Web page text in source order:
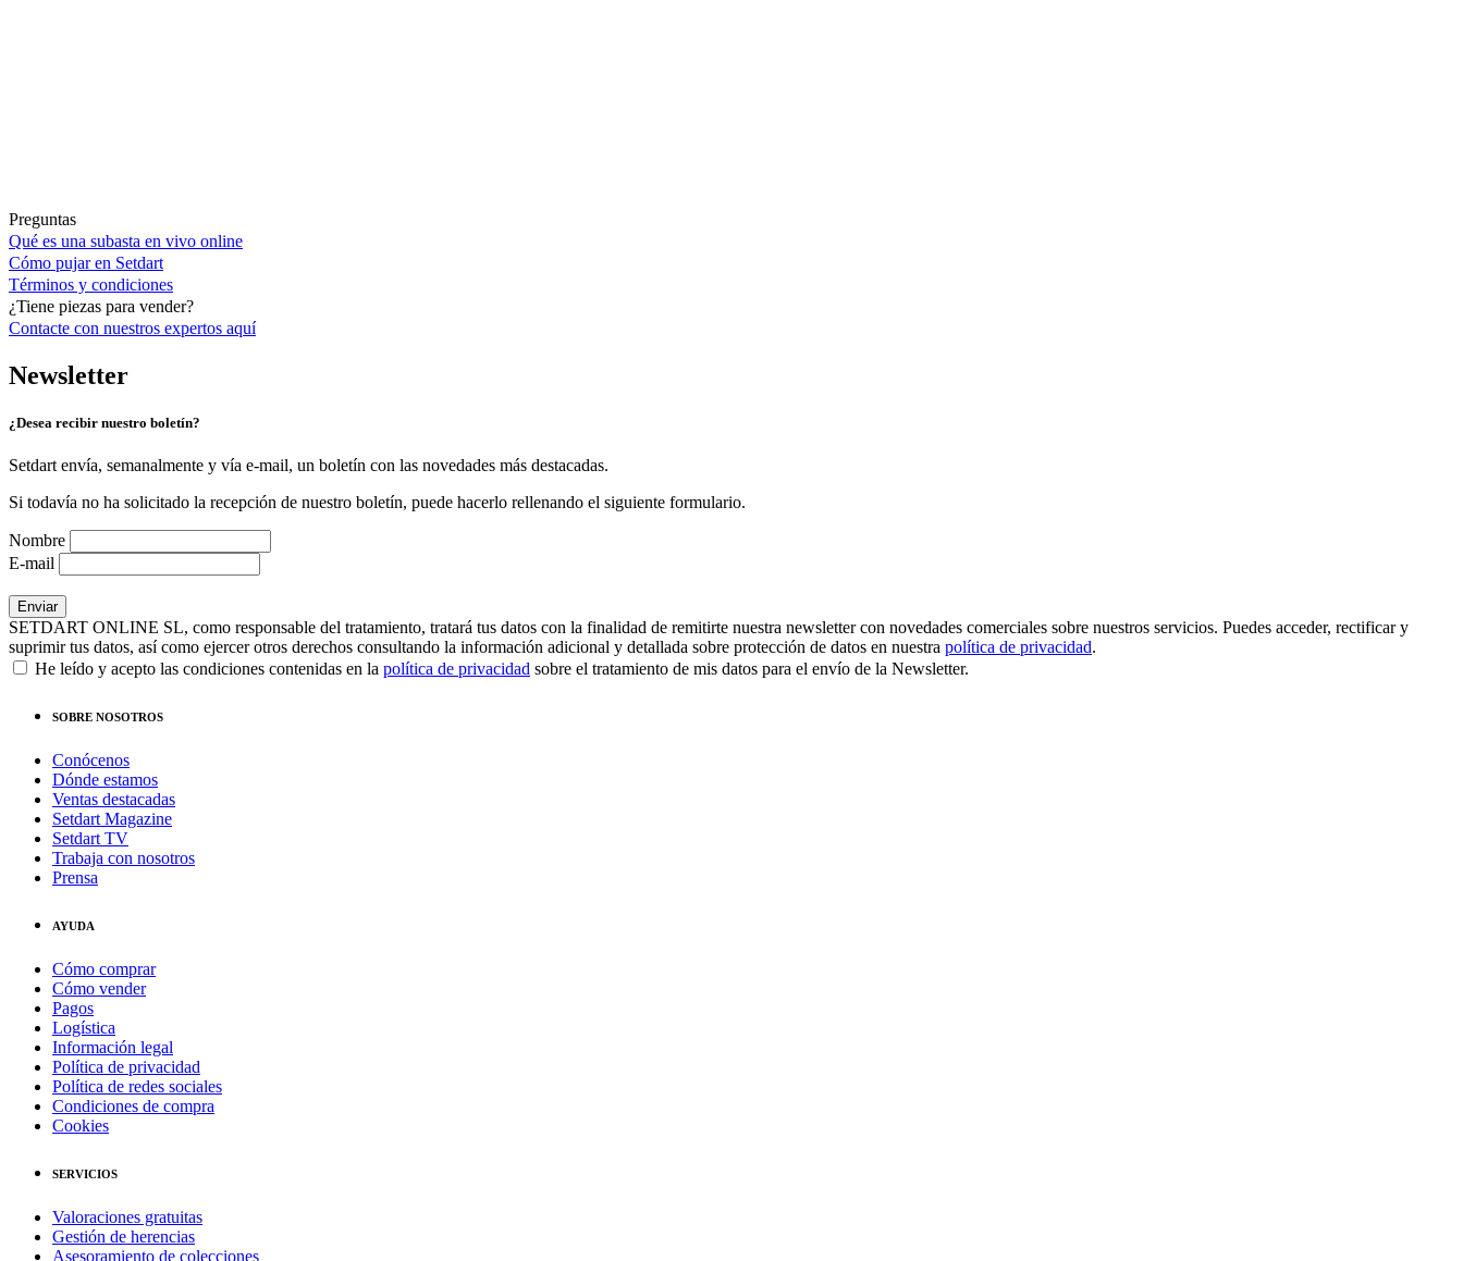
Preguntas
Qué es una subasta en vivo online
Cómo pujar en Setdart
Términos y condiciones
¿Tiene piezas para vender?
Contacte con nuestros expertos aquí
Newsletter
¿Desea recibir nuestro boletín?
Setdart envía, semanalmente y vía e-mail, un boletín con las novedades más destacadas.
Si todavía no ha solicitado la recepción de nuestro boletín, puede hacerlo rellenando el siguiente formulario.
Nombre
E-mail
SETDART ONLINE SL, como responsable del tratamiento, tratará tus datos con la finalidad de remitirte nuestra newsletter con novedades comerciales sobre nuestros servicios. Puedes acceder, rectificar y
suprimir tus datos, así como ejercer otros derechos consultando la información adicional y detallada sobre protección de datos en nuestra política de privacidad.
He leído y acepto las condiciones contenidas en la política de privacidad sobre el tratamiento de mis datos para el envío de la Newsletter.
SOBRE NOSOTROS
Conócenos
Dónde estamos
Ventas destacadas
Setdart Magazine
Setdart TV
Trabaja con nosotros
Prensa
AYUDA
Cómo comprar
Cómo vender
Pagos
Logística
Información legal
Política de privacidad
Política de redes sociales
Condiciones de compra
Cookies
SERVICIOS
Valoraciones gratuitas
Gestión de herencias
Asesoramiento de colecciones